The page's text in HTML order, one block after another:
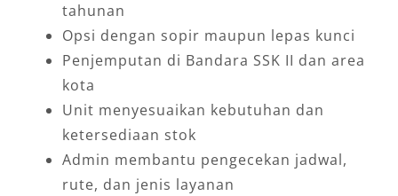
tahunan
Opsi dengan sopir maupun lepas kunci
Penjemputan di Bandara SSK II dan area
kota
Unit menyesuaikan kebutuhan dan
ketersediaan stok
Admin membantu pengecekan jadwal,
rute, dan jenis layanan